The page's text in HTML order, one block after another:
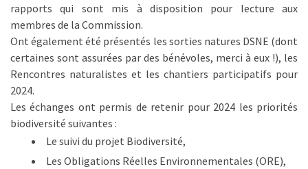
rapports qui sont mis à disposition pour lecture aux
membres de la Commission.
Ont également été présentés les sorties natures DSNE (dont
certaines sont assurées par des bénévoles, merci à eux !), les
Rencontres naturalistes et les chantiers participatifs pour
2024.
Les échanges ont permis de retenir pour 2024 les priorités
biodiversité suivantes :
Le suivi du projet Biodiversité,
Les Obligations Réelles Environnementales (ORE),